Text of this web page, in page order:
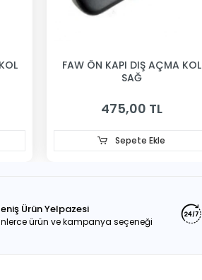
FAW ÖN KAPI DIŞ AÇMA KOL
SAĞ
475,00 TL
Sepete Ekle
Ürün Yelpazesi
ürün ve kampanya seçeneği